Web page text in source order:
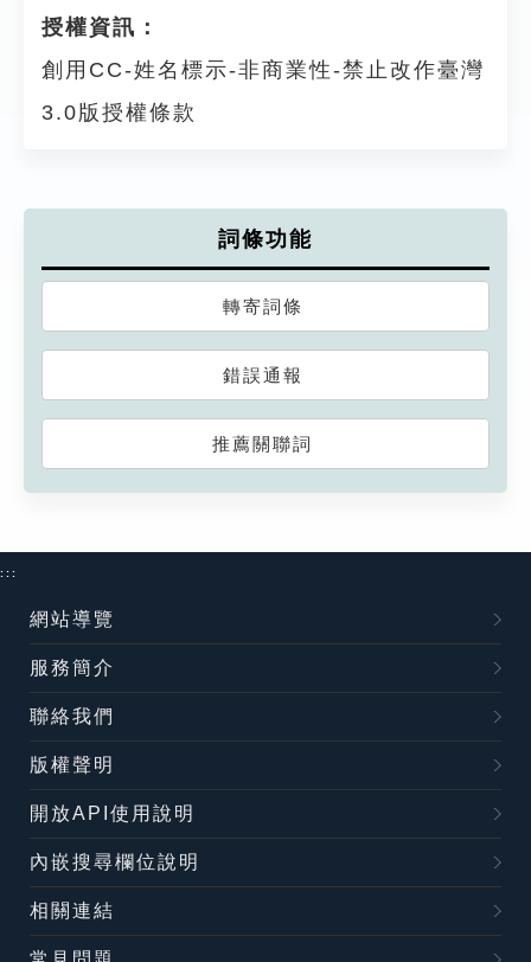
授權資訊：
創用CC-姓名標示-非商業性-禁止改作臺灣
3.0版授權條款
詞條功能
轉寄詞條
錯誤通報
推薦關聯詞
:::
網站導覽
服務簡介
聯絡我們
版權聲明
開放API使用說明
內嵌搜尋欄位說明
相關連結